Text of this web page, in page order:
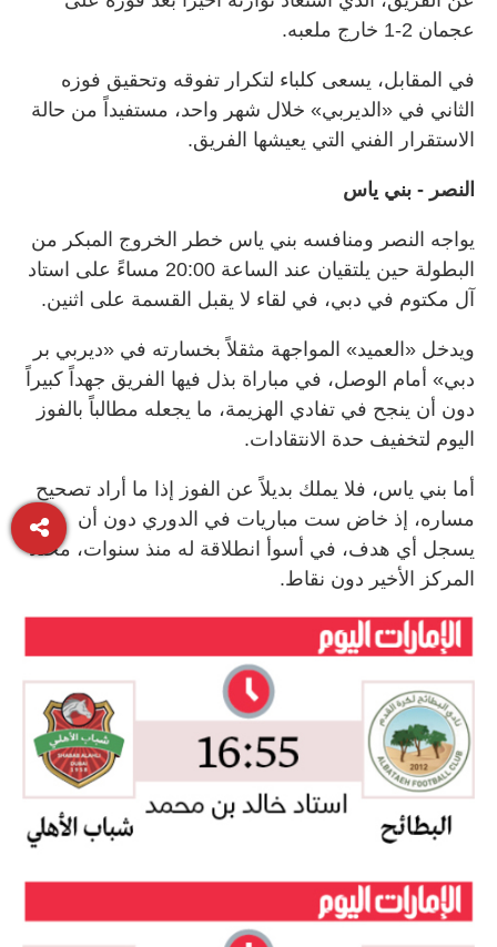
عجمان 2-1 خارج ملعبه.
في المقابل، يسعى كلباء لتكرار تفوقه وتحقيق فوزه
الثاني في «الديربي» خلال شهر واحد، مستفيداً من حالة
الاستقرار الفني التي يعيشها الفريق.
النصر - بني ياس
يواجه النصر ومنافسه بني ياس خطر الخروج المبكر من
البطولة حين يلتقيان عند الساعة 20:00 مساءً على استاد
آل مكتوم في دبي، في لقاء لا يقبل القسمة على اثنين.
ويدخل «العميد» المواجهة مثقلاً بخسارته في «ديربي بر
دبي» أمام الوصل، في مباراة بذل فيها الفريق جهداً كبيراً
دون أن ينجح في تفادي الهزيمة، ما يجعله مطالباً بالفوز
اليوم لتخفيف حدة الانتقادات.
أما بني ياس، فلا يملك بديلاً عن الفوز إذا ما أراد تصحيح
مساره، إذ خاض ست مباريات في الدوري دون أن
يسجل أي هدف، في أسوأ انطلاقة له منذ سنوات، محتلاً
المركز الأخير دون نقاط.